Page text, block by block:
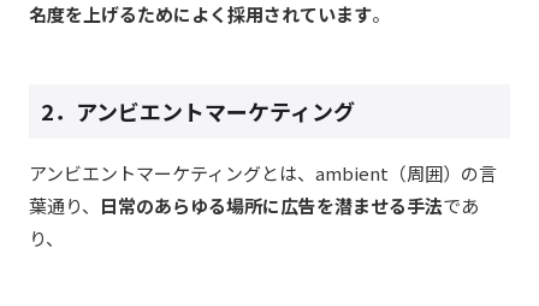
名度を上げるためによく採用されています。
2．アンビエントマーケティング
アンビエントマーケティングとは、ambient（周囲）の言
葉通り、 日常のあらゆる場所に広告を潜ませる手法であ
り、